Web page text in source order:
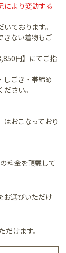
により変動する
ております。
きない着物もご
円】にてご指
しごき・帯締め
さい。
おこなっており
料金を頂戴して
お選びいただけ
だけます。